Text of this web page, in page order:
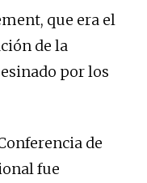
que era el
de la
por los
de
fue